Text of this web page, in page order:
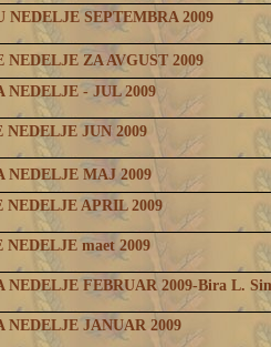
NEDELJE SEPTEMBRA 2009
ZA AVGUST 2009
NEDELJE - JUL 2009
JUN 2009
NEDELJE MAJ 2009
APRIL 2009
maet 2009
NEDELJE FEBRUAR 2009-Bira L.
NEDELJE JANUAR 2009